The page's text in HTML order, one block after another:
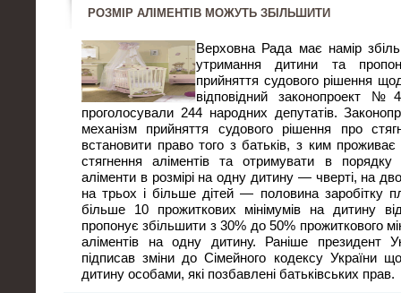
РОЗМІР АЛІМЕНТІВ МОЖУТЬ ЗБІЛЬШИТИ
Верховна Рада має намір
утримання дитини та
прийняття судового рішення
відповідний законопроект
проголосували 244 народних депутатів.
механізм прийняття судового рішення про
встановити право того з батьків, з ким
стягнення аліментів та отримувати в порядку
аліменти в розмірі на одну дитину — чверті, на
на трьох і більше дітей — половина заробітку
більше 10 прожиткових мінімумів на дитину
пропонує збільшити з 30% до 50% прожиткового
аліментів на одну дитину. Раніше президент
підписав зміни до Сімейного кодексу України
дитину особами, які позбавлені батьківських прав.